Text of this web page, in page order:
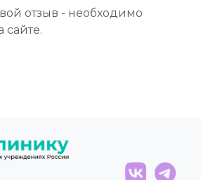
отзыв - необходимо
сайте.